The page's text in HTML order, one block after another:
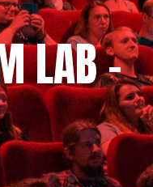
LAB –